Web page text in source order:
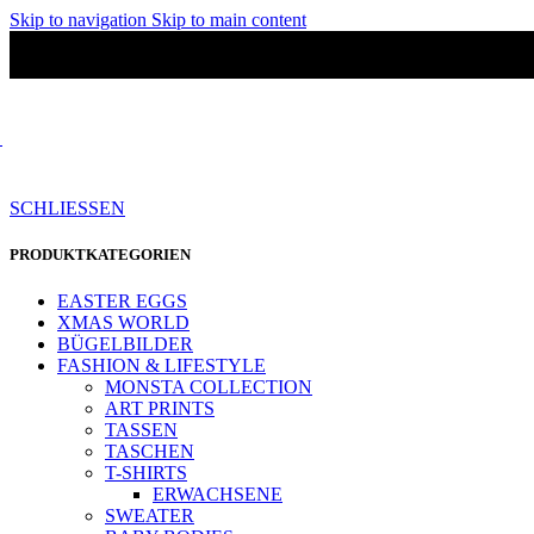
Skip to navigation Skip to main content
SCHLIESSEN
PRODUKTKATEGORIEN
EASTER EGGS
XMAS WORLD
BÜGELBILDER
FASHION & LIFESTYLE
MONSTA COLLECTION
ART PRINTS
TASSEN
TASCHEN
T-SHIRTS
ERWACHSENE
SWEATER